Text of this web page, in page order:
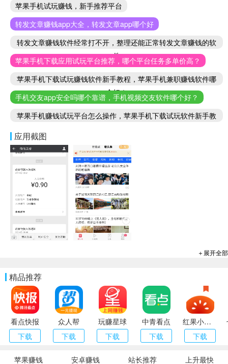
苹果手机试玩赚钱，新手推荐平台
转发文章赚钱app大全，转发文章app哪个好
转发文章赚钱软件经常打不开，整理还能正常转发文章赚钱的软
件
苹果手机下载应用试玩平台推荐，哪个平台任务多单价高？
苹果手机下载试玩赚钱软件新手教程，苹果手机兼职赚钱软件哪
个好！
手机交友app安全吗哪个靠谱，手机视频交友软件哪个好？
苹果手机赚钱试玩平台怎么操作，苹果手机下载试玩软件新手教
应用截图
＋展开全部
精品推荐
看点快报
下载
众人帮
下载
玩赚星球
下载
中青看点
下载
红果小说（番茄小说）
下载
苹果赚钱 安卓赚钱 站长推荐 上升最快